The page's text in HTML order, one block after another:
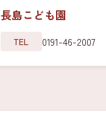
長島こども園
TEL 0191-46-2007